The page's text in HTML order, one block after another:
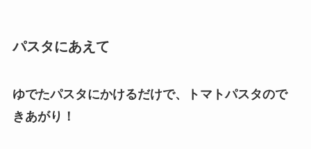
パスタにあえて
ゆでたパスタにかけるだけで、トマトパスタので
きあがり！